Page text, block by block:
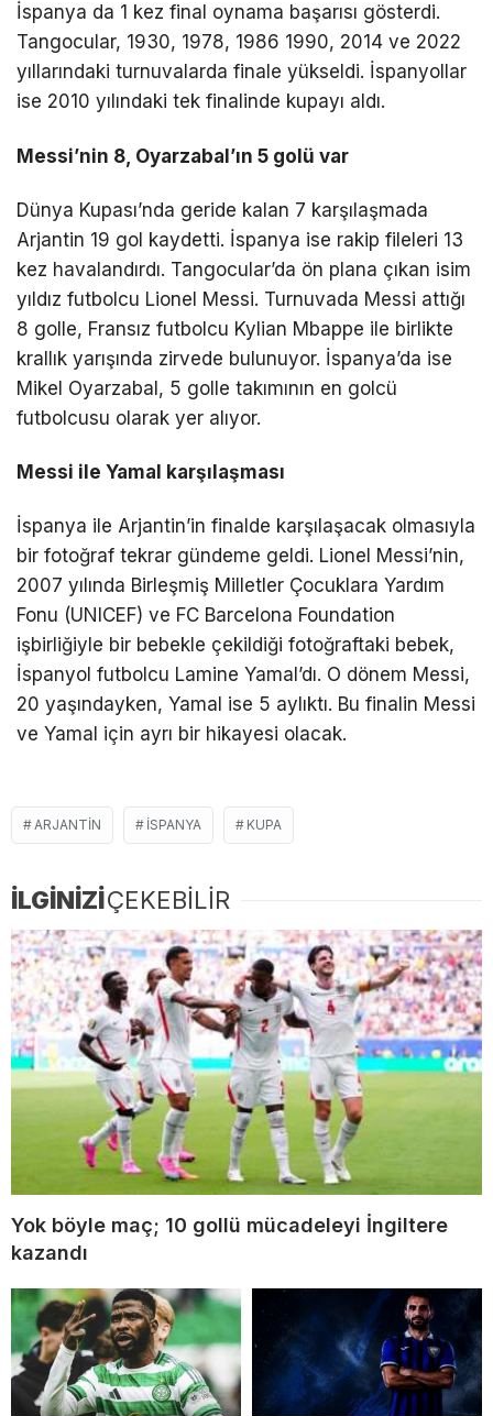
İspanya da 1 kez final oynama başarısı gösterdi.
Tangocular, 1930, 1978, 1986 1990, 2014 ve 2022
yıllarındaki turnuvalarda finale yükseldi. İspanyollar
ise 2010 yılındaki tek finalinde kupayı aldı.
Messi’nin 8, Oyarzabal’ın 5 golü var
Dünya Kupası’nda geride kalan 7 karşılaşmada
Arjantin 19 gol kaydetti. İspanya ise rakip fileleri 13
kez havalandırdı. Tangocular’da ön plana çıkan isim
yıldız futbolcu Lionel Messi. Turnuvada Messi attığı
8 golle, Fransız futbolcu Kylian Mbappe ile birlikte
krallık yarışında zirvede bulunuyor. İspanya’da ise
Mikel Oyarzabal, 5 golle takımının en golcü
futbolcusu olarak yer alıyor.
Messi ile Yamal karşılaşması
İspanya ile Arjantin’in finalde karşılaşacak olmasıyla
bir fotoğraf tekrar gündeme geldi. Lionel Messi’nin,
2007 yılında Birleşmiş Milletler Çocuklara Yardım
Fonu (UNICEF) ve FC Barcelona Foundation
işbirliğiyle bir bebekle çekildiği fotoğraftaki bebek,
İspanyol futbolcu Lamine Yamal’dı. O dönem Messi,
20 yaşındayken, Yamal ise 5 aylıktı. Bu finalin Messi
ve Yamal için ayrı bir hikayesi olacak.
ARJANTIN İSPANYA KUPA
İLGİNİZİÇEKEBİLİR
Yok böyle maç; 10 gollü mücadeleyi İngiltere
kazandı